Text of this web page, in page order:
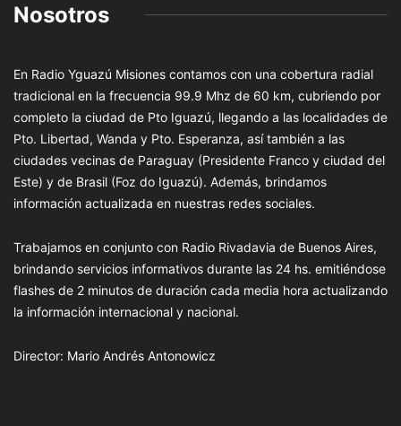
Nosotros
En Radio Yguazú Misiones contamos con una cobertura radial
tradicional en la frecuencia 99.9 Mhz de 60 km, cubriendo por
completo la ciudad de Pto Iguazú, llegando a las localidades de
Pto. Libertad, Wanda y Pto. Esperanza, así también a las
ciudades vecinas de Paraguay (Presidente Franco y ciudad del
Este) y de Brasil (Foz do Iguazú). Además, brindamos
información actualizada en nuestras redes sociales.
Trabajamos en conjunto con Radio Rivadavia de Buenos Aires,
brindando servicios informativos durante las 24 hs. emitiéndose
flashes de 2 minutos de duración cada media hora actualizando
la información internacional y nacional.
Director: Mario Andrés Antonowicz